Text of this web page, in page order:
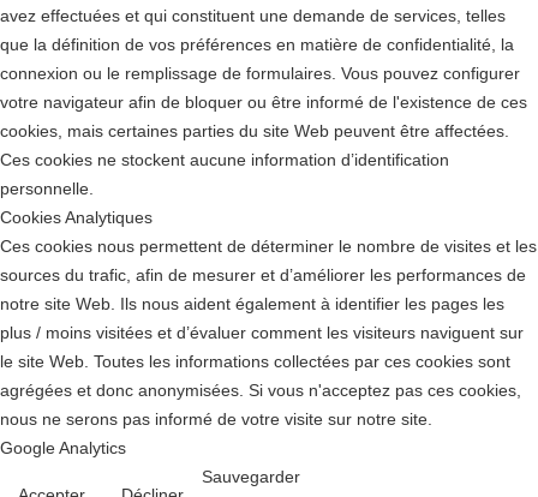
avez effectuées et qui constituent une demande de services, telles
que la définition de vos préférences en matière de confidentialité, la
connexion ou le remplissage de formulaires. Vous pouvez configurer
votre navigateur afin de bloquer ou être informé de l'existence de ces
cookies, mais certaines parties du site Web peuvent être affectées.
Ces cookies ne stockent aucune information d’identification
personnelle.
Cookies Analytiques
Ces cookies nous permettent de déterminer le nombre de visites et les
sources du trafic, afin de mesurer et d’améliorer les performances de
notre site Web. Ils nous aident également à identifier les pages les
plus / moins visitées et d’évaluer comment les visiteurs naviguent sur
le site Web. Toutes les informations collectées par ces cookies sont
agrégées et donc anonymisées. Si vous n'acceptez pas ces cookies,
nous ne serons pas informé de votre visite sur notre site.
Google Analytics
Sauvegarder